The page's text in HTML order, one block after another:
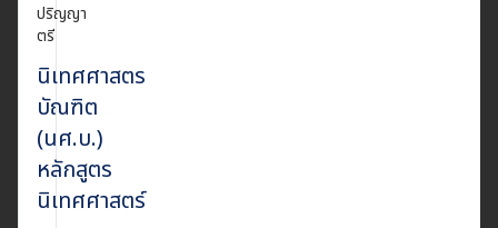
ปริญญา
ตรี
นิเทศศาสตร
บัณฑิต
(นศ.บ.)
หลักสูตร
นิเทศศาสตร์